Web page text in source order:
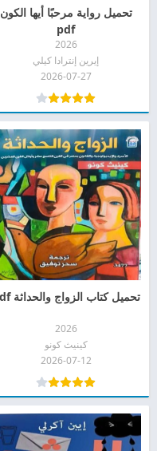
تحميل رواية مرحبًا أيها الكون
pdf
2026
إيرين إنترادا كيلي
2026-07-27
تحميل كتاب الزواج والحداثة pdf
2026
كينيث كونو
2026-07-12